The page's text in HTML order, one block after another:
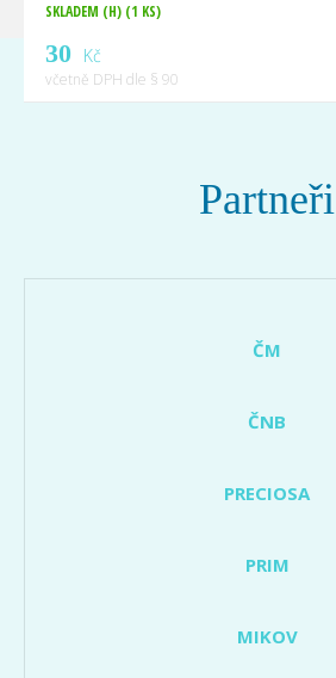
SKLADEM (H) (1 KS)
30 Kč
včetně DPH dle § 90
Partneři
ČM
ČNB
PRECIOSA
PRIM
MIKOV